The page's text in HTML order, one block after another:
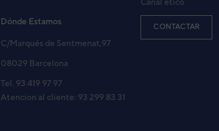
Dónde Estamos
C/Marqués de Sentmenat,97
08029 Barcelona
Tel. 93 419 97 97
Atencion al cliente: 93 299 83 31
CONTACTAR